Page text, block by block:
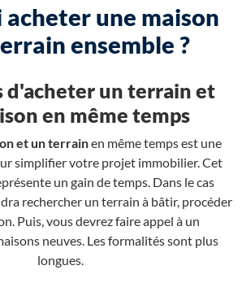
une maison
ensemble ?
d'acheter un terrain et
en même temps
et un terrainen même temps est une
simplifier votre projet immobilier. Cet
un gain de temps. Dans le cas
rechercher un terrain à bâtir, procéder
Puis, vous devrez faire appel à un
neuves. Les formalités sont plus
longues.